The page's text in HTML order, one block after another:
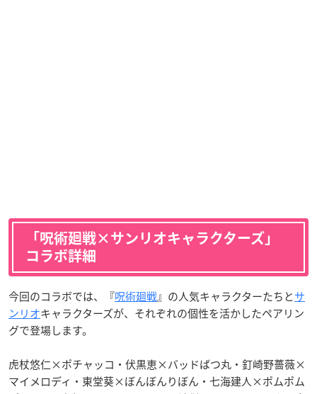
「呪術廻戦×サンリオキャラクターズ」
コラボ詳細
今回のコラボでは、『呪術廻戦』の人気キャラクターたちとサ
ンリオキャラクターズが、それぞれの個性を活かしたペアリン
グで登場します。
虎杖悠仁×ポチャッコ・伏黒恵×バッドばつ丸・釘崎野薔薇×
マイメロディ・東堂葵×ぼんぼんりぼん・七海建人×ポムポム